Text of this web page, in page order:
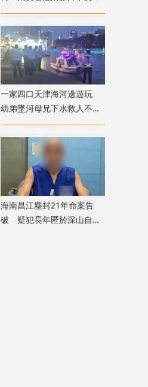
歉
一家四口天津海河邊遊玩
幼弟墜河母兄下水救人不幸
溺亡
海南昌江塵封21年命案告
破 疑犯長年匿於深山自述